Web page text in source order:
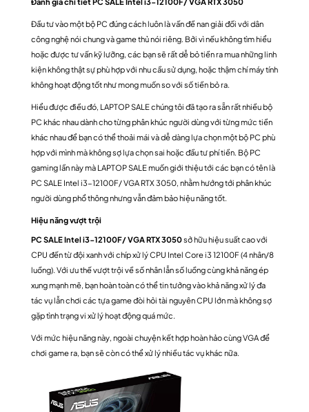
Đầu tư vào một bộ PC đúng cách luôn là vấn đề nan giải đối với dân
công nghệ nói chung và game thủ nói riêng. Bởi vì nếu không tìm hiểu
hoặc được tư vấn kỹ lưỡng, các bạn sẽ rất dễ bỏ tiền ra mua những linh
kiện không thật sự phù hợp với nhu cầu sử dụng, hoặc thậm chí máy tính
không hoạt động tốt như mong muốn so với số tiền bỏ ra.
Hiểu được điều đó, LAPTOP SALE chúng tôi đã tạo ra sẵn rất nhiều bộ
PC khác nhau dành cho từng phân khúc người dùng với từng mức tiền
khác nhau để bạn có thể thoải mái và dễ dàng lựa chọn một bộ PC phù
hợp với mình mà không sợ lựa chọn sai hoặc đầu tư phí tiền. Bộ PC
gaming lần này mà LAPTOP SALE muốn giới thiệu tới các bạn có tên là
PC SALE Intel i3-12100F/ VGA RTX 3050, nhằm hướng tới phân khúc
người dùng phổ thông nhưng vẫn đảm bảo hiệu năng tốt.
Hiệu năng vượt trội
PC SALE Intel i3-12100F/ VGA RTX 3050sở hữu hiệu suất cao với
CPU đến từ đội xanh với chíp xử lý CPU Intel Core i3 12100F (4 nhân/8
luồng). Với ưu thế vượt trội về số nhân lẫn số luồng cùng khả năng ép
xung mạnh mẽ, bạn hoàn toàn có thể tin tưởng vào khả năng xử lý đa
tác vụ lẫn chơi các tựa game đòi hỏi tài nguyên CPU lớn mà không sợ
gặp tình trạng vi xử lý hoạt động quá mức.
Với mức hiệu năng này, ngoài chuyện kết hợp hoàn hảo cùng VGA để
chơi game ra, bạn sẽ còn có thể xử lý nhiều tác vụ khác nữa.